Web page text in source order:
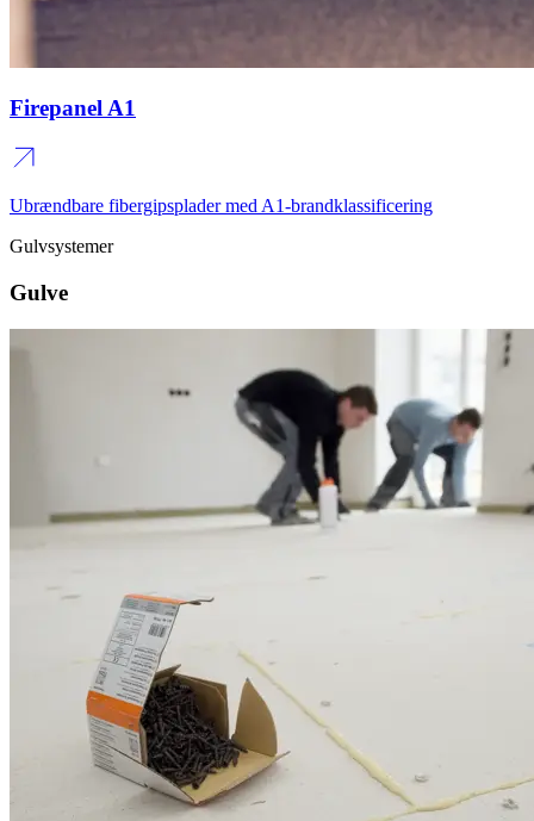
Firepanel A1
Ubrændbare fibergipsplader med A1‑brandklassificering
Gulvsystemer
Gulve